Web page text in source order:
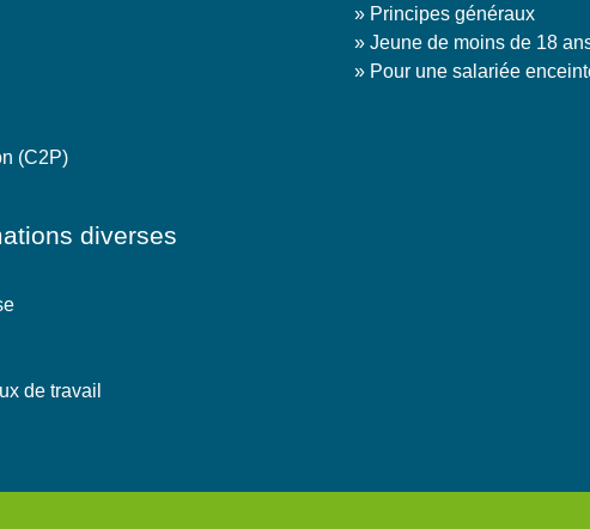
(C2P)
Principes généraux
Jeune de moins de 18
Pour une salariée
diverses
de travail